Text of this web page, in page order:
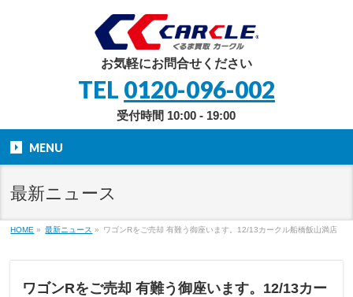
お気軽にお問合せください
TEL 0120-096-002
受付時間 10:00 - 19:00
MENU
最新ニュース
HOME » 最新ニュース » ワゴンRをご売却 有難う御座います。12/13カークル船橋飯山満店
ワゴンRをご売却 有難う御座います。12/13カー